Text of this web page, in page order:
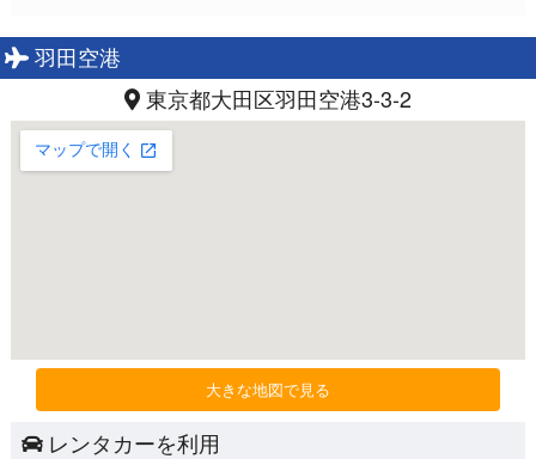
羽田空港
東京都大田区羽田空港3-3-2
大きな地図で見る
レンタカーを利用